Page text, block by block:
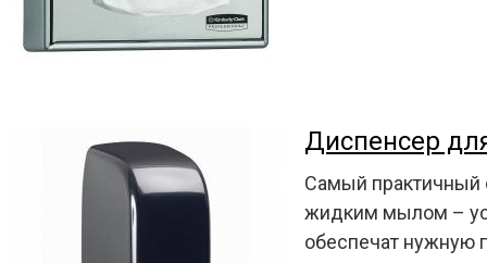
Диспенсер
Самый практичный
жидким мылом –
обеспечат нужную